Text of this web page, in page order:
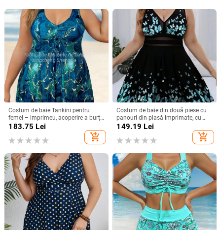
Costum de baie Tankini pentru
femei – imprimeu, acoperire a burții,
efect de subțiere, fără mâneci, cu
pernă pentru bust, poliester 82%,
greutate 200 g
183.75 Lei
add_shopping_cart
Costum de baie din două piese cu
panouri din plasă imprimate, cu
bureți la bust, 85% poliester / 15%
elastan, căptușeală 95% poliester /
5% elastan, 150 g/m²
149.19 Lei
add_shopping_cart